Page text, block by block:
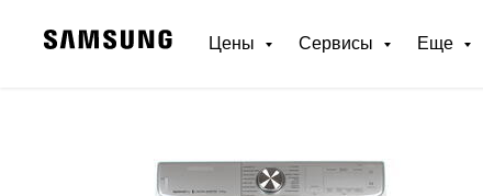
Цены Сервисы Еще